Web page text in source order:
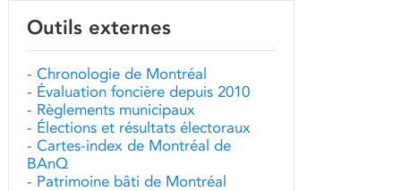
Outils externes
- Chronologie de Montréal
- Évaluation foncière depuis 2010
- Règlements municipaux
- Élections et résultats électoraux
- Cartes-index de Montréal de
BAnQ
- Patrimoine bâti de Montréal